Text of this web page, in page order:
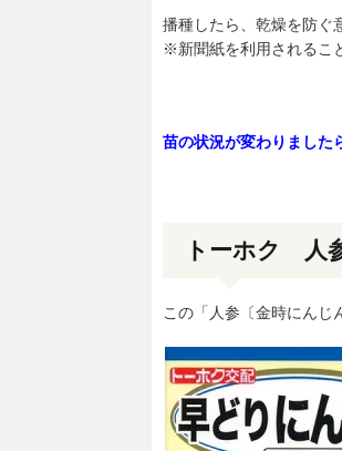
播種したら、乾燥を防ぐ
※新聞紙を利用されるこ
苗の状況が変わりました
トーホク 人
この「人参〔金時にんじ